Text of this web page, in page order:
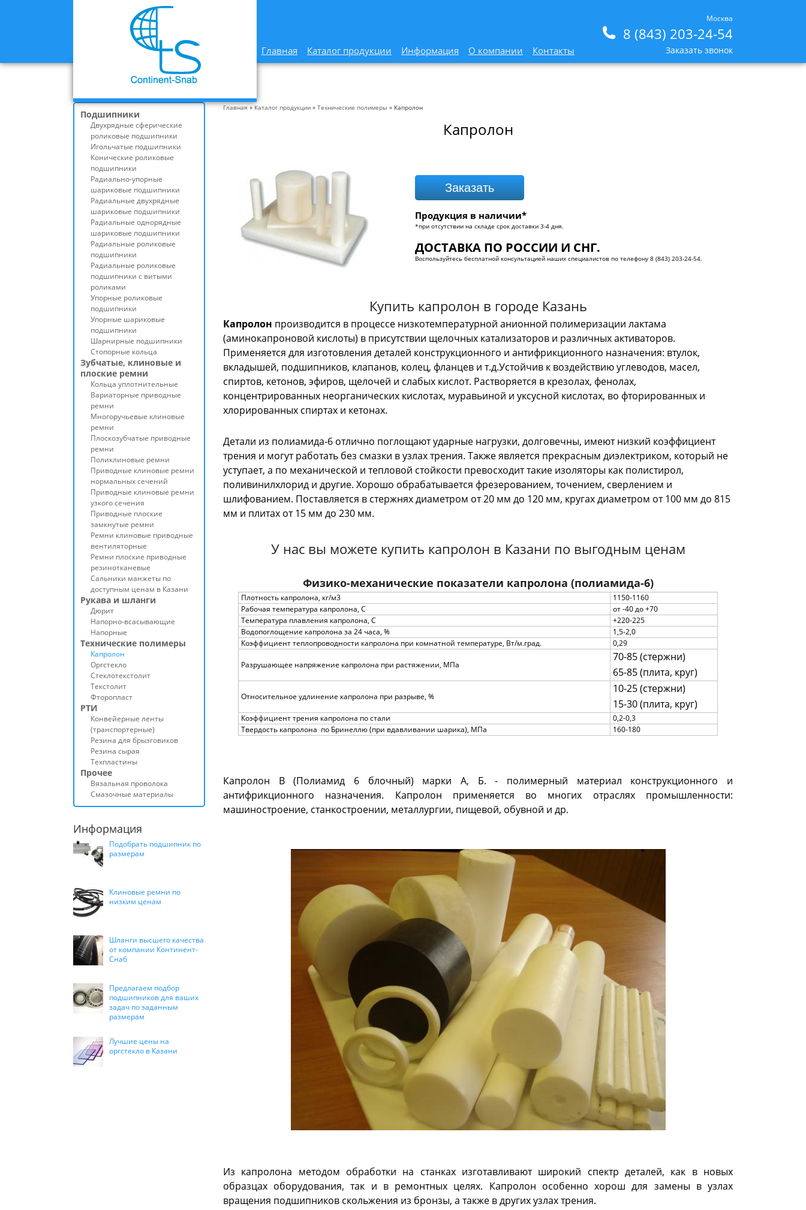
Главная Каталог продукции Информация О компании Контакты
Москва
8 (843) 203-24-54
Заказать звонок
Главная»Каталог продукции » Технические полимеры » Капролон
Капролон
Заказать
Продукция в наличии*
*при отсутствии на складе срок доставки 3-4 дня.
ДОСТАВКА ПО РОССИИ И СНГ.
Воспользуйтесь бесплатной консультацией наших специалистов по телефону 8 (843) 203-24-54.
Купить капролон в городе Казань
Капролон производится в процессе низкотемпературной анионной полимеризации лактама
(аминокапроновой кислоты) в присутствии щелочных катализаторов и различных активаторов.
Применяется для изготовления деталей конструкционного и антифрикционного назначения: втулок,
вкладышей, подшипников, клапанов, колец, фланцев и т.д.Устойчив к воздействию углеводов, масел,
спиртов, кетонов, эфиров, щелочей и слабых кислот. Растворяется в крезолах, фенолах,
концентрированных неорганических кислотах, муравьиной и уксусной кислотах, во фторированных и
хлорированных спиртах и кетонах.
Детали из полиамида-6 отлично поглощают ударные нагрузки, долговечны, имеют низкий коэффициент
трения и могут работать без смазки в узлах трения. Также является прекрасным диэлектриком, который не
уступает, а по механической и тепловой стойкости превосходит такие изоляторы как полистирол,
поливинилхлорид и другие. Хорошо обрабатывается фрезерованием, точением, сверлением и
шлифованием. Поставляется в стержнях диаметром от 20 мм до 120 мм, кругах диаметром от 100 мм до 815
мм и плитах от 15 мм до 230 мм.
У нас вы можете купить капролон в Казани по выгодным ценам
Физико-механические показатели капролона (полиамида-6)
Плотность капролона, кг/м3
1150-1160
Рабочая температура капролона, С
от -40 до +70
Температура плавления капролона, С
+220-225
Водопоглощение капролона за 24 часа, %
1,5-2,0
Коэффициент теплопроводности капролона при комнатной температуре, Вт/м.град.
0,29
Разрушающее напряжение капролона при растяжении, МПа
70-85 (стержни)
65-85 (плита, круг)
Относительное удлинение капролона при разрыве, %
10-25 (стержни)
15-30 (плита, круг)
Коэффициент трения капролона по стали
0,2-0,3
Твердость капролона по Бринеллю (при вдавливании шарика), МПа
160-180
Капролон В (Полиамид 6 блочный) марки А, Б. - полимерный материал конструкционного и
антифрикционного назначения. Капролон применяется во многих отраслях промышленности:
машиностроение, станкостроении, металлургии, пищевой, обувной и др.
Из капролона методом обработки на станках изготавливают широкий спектр деталей, как в новых
образцах оборудования, так и в ремонтных целях. Капролон особенно хорош для замены в узлах
вращения подшипников скольжения из бронзы, а также в других узлах трения.
Подшипники
Двухрядные сферические
роликовые подшипники
Игольчатые подшипники
Конические роликовые
подшипники
Радиально-упорные
шариковые подшипники
Радиальные двухрядные
шариковые подшипники
Радиальные однорядные
шариковые подшипники
Радиальные роликовые
подшипники
Радиальные роликовые
подшипники с витыми
роликами
Упорные роликовые
подшипники
Упорные шариковые
подшипники
Шарнирные подшипники
Стопорные кольца
Зубчатые, клиновые и
плоские ремни
Кольца уплотнительные
Вариаторные приводные
ремни
Многоручьевые клиновые
ремни
Плоскозубчатые приводные
ремни
Поликлиновые ремни
Приводные клиновые ремни
нормальных сечений
Приводные клиновые ремни
узкого сечения
Приводные плоские
замкнутые ремни
Ремни клиновые приводные
вентиляторные
Ремни плоские приводные
резинотканевые
Сальники манжеты по
доступным ценам в Казани
Рукава и шланги
Дюрит
Напорно-всасывающие
Напорные
Технические полимеры
Капролон
Оргстекло
Стеклотекстолит
Текстолит
Фторопласт
РТИ
Конвейерные ленты
(транспортерные)
Резина для брызговиков
Резина сырая
Техпластины
Прочее
Вязальная проволока
Смазочные материалы
Информация
Подобрать подшипник по
размерам
Клиновые ремни по
низким ценам
Шланги высшего качества
от компании Континент-
Снаб
Предлагаем подбор
подшипников для ваших
задач по заданным
размерам
Лучшие цены на
оргстекло в Казани